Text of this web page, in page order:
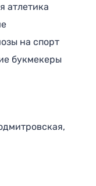
атлетика
на спорт
букмекеры